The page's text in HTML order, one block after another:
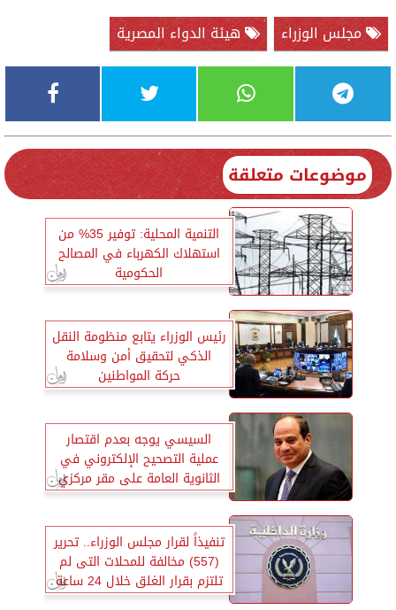
مجلس الوزراء
هيئة الدواء المصرية
موضوعات متعلقة
التنمية المحلية: توفير 35% من
استهلاك الكهرباء في المصالح
الحكومية
رئيس الوزراء يتابع منظومة النقل
الذكي لتحقيق أمن وسلامة
حركة المواطنين
السيسي يوجه بعدم اقتصار
عملية التصحيح الإلكتروني في
الثانوية العامة على مقر مركزي
واحد
تنفيذاً لقرار مجلس الوزراء.. تحرير
(557) مخالفة للمحلات التى لم
تلتزم بقرار الغلق خلال 24 ساعة